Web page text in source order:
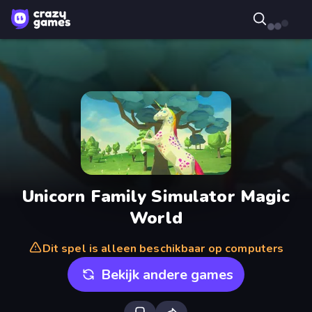
Unicorn Family Simulator Magic
World
Dit spel is alleen beschikbaar op computers
Bekijk andere games